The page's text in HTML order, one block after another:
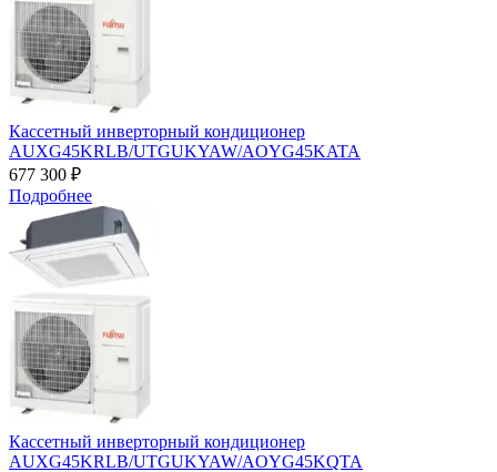
Кассетный инверторный кондиционер
AUXG45KRLB/UTGUKYAW/AOYG45KATA
677 300 ₽
Подробнее
Кассетный инверторный кондиционер
AUXG45KRLB/UTGUKYAW/AOYG45KQTA